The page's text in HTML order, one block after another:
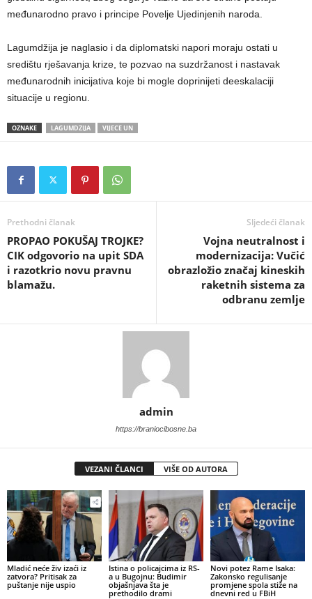
međunarodno pravo i principe Povelje Ujedinjenih naroda.
Lagumdžija je naglasio i da diplomatski napori moraju ostati u
središtu rješavanja krize, te pozvao na suzdržanost i nastavak
međunarodnih inicijativa koje bi mogle doprinijeti deeskalaciji
situacije u regionu.
OZNAKE LAGUMDZIJA VIJECE UN
Prethodni članak
​PROPAO POKUŠAJ TROJKE?
CIK odgovorio na upit SDA
i razotkrio novu pravnu
blamažu.
Sljedeći članak
Vojna neutralnost i
modernizacija: Vučić
obrazložio značaj kineskih
raketnih sistema za
odbranu zemlje
admin
https://braniocibosne.ba
VEZANI ČLANCI VIŠE OD AUTORA
​Mladić neće živ izaći iz
zatvora? Pritisak za
puštanje nije uspio
Istina o policajcima iz RS-
a u Bugojnu: Budimir
objašnjava šta je
prethodilo drami
Novi potez Rame Isaka:
Zakonsko regulisanje
promjene spola stiže na
dnevni red u FBiH